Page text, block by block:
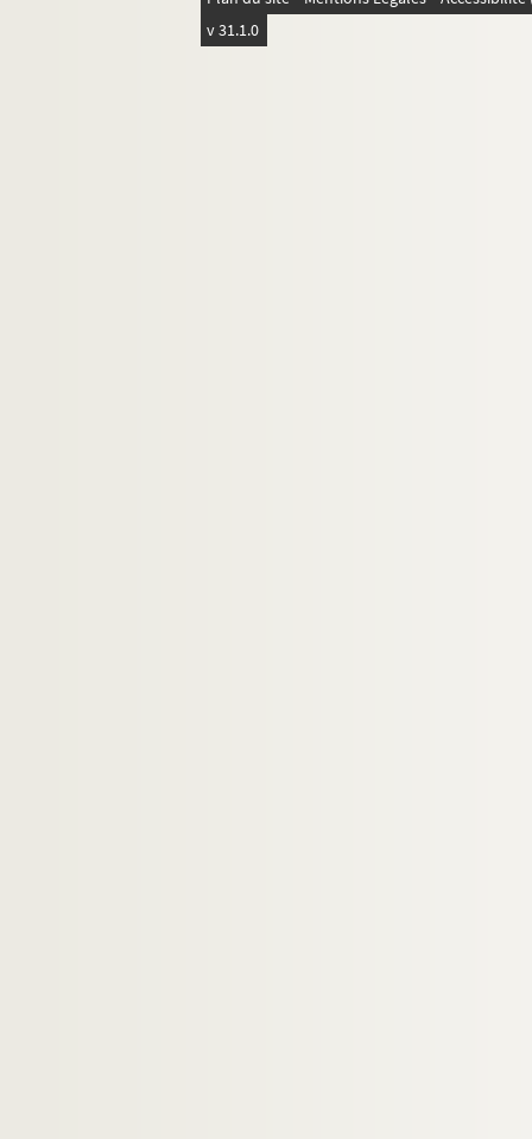
Ms 97. Papiers pré-imprimés vierges
v 31.1.0